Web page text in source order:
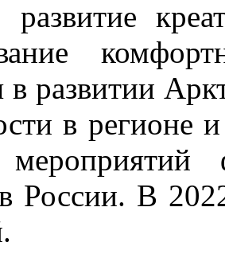
развитие
развитии
в регионе
мероприятий
России. В